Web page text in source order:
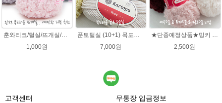
훈와리코/털실/뜨개실/뜨개질실/손뜨개실/목도리털실/뜨게실/뜨게질/손뜨개질실
1,000원
7,000원
2,500원
고객센터 무통장 입금정보